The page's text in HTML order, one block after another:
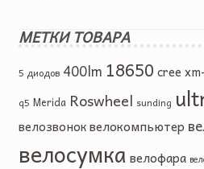
МЕТКИ ТОВАРА
5 диодов 400lm 18650 cree
q5 Merida Roswheel sunding
велозвоноквелокомпьютер
велосумка велофара